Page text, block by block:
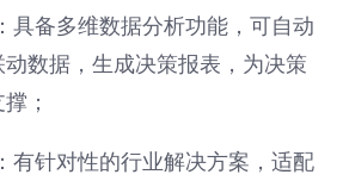
具备多维数据分析功能，可自动
数据，生成决策报表，为决策
；
有针对性的行业解决方案，适配